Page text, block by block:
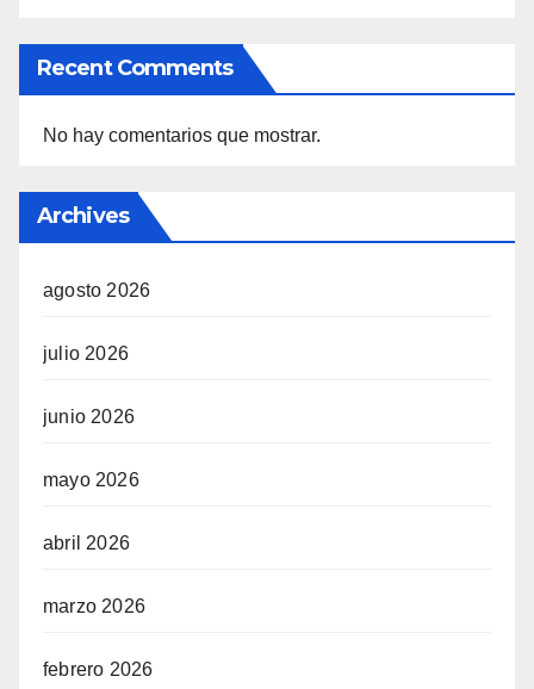
Recent Comments
No hay comentarios que mostrar.
Archives
agosto 2026
julio 2026
junio 2026
mayo 2026
abril 2026
marzo 2026
febrero 2026